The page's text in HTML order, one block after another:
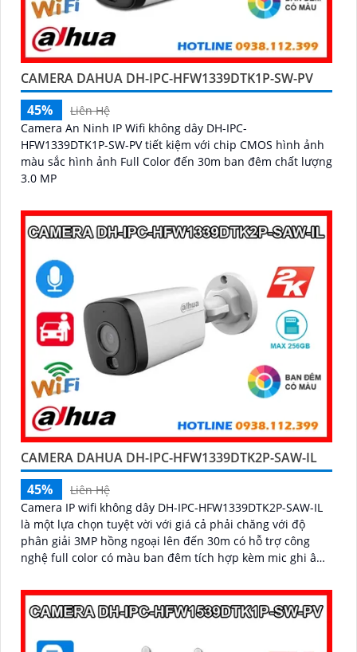
CAMERA DAHUA DH-IPC-HFW1339DTK1P-SW-PV
45%
Liên Hệ
Camera An Ninh IP Wifi không dây DH-IPC-
HFW1339DTK1P-SW-PV tiết kiệm với chip CMOS hình ảnh
màu sắc hình ảnh Full Color đến 30m ban đêm chất lượng
3.0 MP
CAMERA DAHUA DH-IPC-HFW1339DTK2P-SAW-IL
45%
Liên Hệ
Camera IP wifi không dây DH-IPC-HFW1339DTK2P-SAW-IL
là một lựa chọn tuyệt vời với giá cả phải chăng với độ
phân giải 3MP hồng ngoại lên đến 30m có hỗ trợ công
nghệ full color có màu ban đêm tích hợp kèm mic ghi âm
hợp cho mọi gia đình.